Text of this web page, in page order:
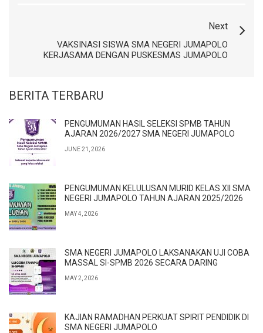
Next
VAKSINASI SISWA SMA NEGERI JUMAPOLO
KERJASAMA DENGAN PUSKESMAS JUMAPOLO
BERITA TERBARU
PENGUMUMAN HASIL SELEKSI SPMB TAHUN
AJARAN 2026/2027 SMA NEGERI JUMAPOLO
JUNE 21, 2026
PENGUMUMAN KELULUSAN MURID KELAS XII SMA
NEGERI JUMAPOLO TAHUN AJARAN 2025/2026
MAY 4, 2026
SMA NEGERI JUMAPOLO LAKSANAKAN UJI COBA
MASSAL SI-SPMB 2026 SECARA DARING
MAY 2, 2026
KAJIAN RAMADHAN PERKUAT SPIRIT PENDIDIK DI
SMA NEGERI JUMAPOLO